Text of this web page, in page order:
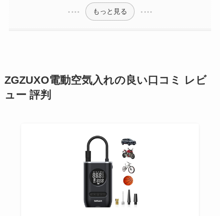
もっと見る
ZGZUXO電動空気入れの良い口コミ レビ
ュー 評判